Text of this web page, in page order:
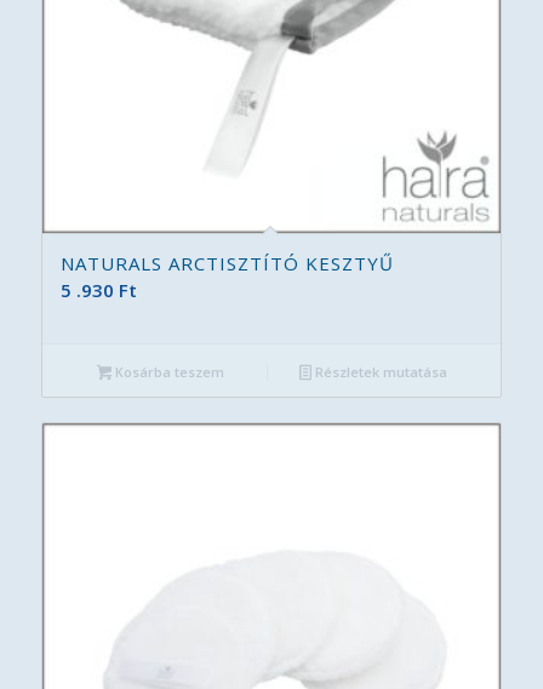
NATURALS ARCTISZTÍTÓ KESZTYŰ
5 .930 Ft
Kosárba teszem Részletek mutatása